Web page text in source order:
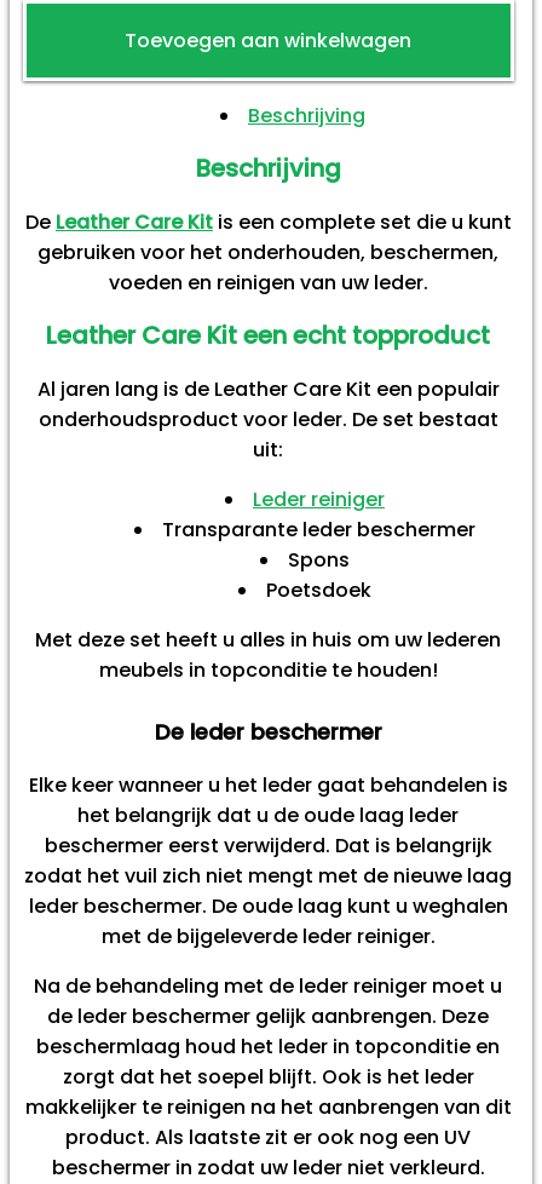
Toevoegen aan winkelwagen
Beschrijving
Beschrijving
De Leather Care Kitis een complete set die u kunt
gebruiken voor het onderhouden, beschermen,
voeden en reinigen van uw leder.
Leather Care Kit een echt topproduct
Al jaren lang is de Leather Care Kit een populair
onderhoudsproduct voor leder. De set bestaat
uit:
Leder reiniger
Transparante leder beschermer
Spons
Poetsdoek
Met deze set heeft u alles in huis om uw lederen
meubels in topconditie te houden!
De leder beschermer
Elke keer wanneer u het leder gaat behandelen is
het belangrijk dat u de oude laag leder
beschermer eerst verwijderd. Dat is belangrijk
zodat het vuil zich niet mengt met de nieuwe laag
leder beschermer. De oude laag kunt u weghalen
met de bijgeleverde leder reiniger.
Na de behandeling met de leder reiniger moet u
de leder beschermer gelijk aanbrengen. Deze
beschermlaag houd het leder in topconditie en
zorgt dat het soepel blijft. Ook is het leder
makkelijker te reinigen na het aanbrengen van dit
product. Als laatste zit er ook nog een UV
beschermer in zodat uw leder niet verkleurd.